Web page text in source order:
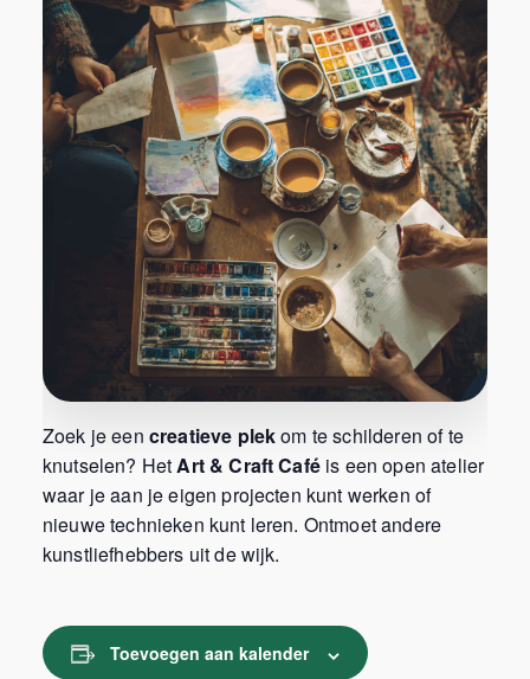
Zoek je een creatieve plekom te schilderen of te
knutselen? HetArt & Craft Caféis een open atelier
waar je aan je eigen projecten kunt werken of
nieuwe technieken kunt leren. Ontmoet andere
kunstliefhebbers uit de wijk.
Toevoegen aan kalender